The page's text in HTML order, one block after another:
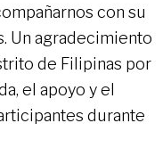
con su
Un agradecimiento
de Filipinas por
el apoyo y el
durante